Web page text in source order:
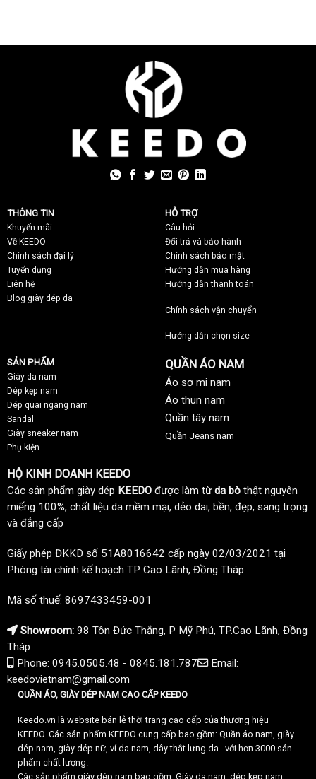
THÔNG TIN
Khuyến mãi
Về KEEDO
Chính sách đại lý
Tuyển dụng
Liên hệ
Blog giày dép da
HỖ TRỢ
Câu hỏi
Đổi trả và bảo hành
Chính sách bảo mật
Hướng dẫn mua hàng
Hướng dẫn thanh toán
Chính sách vận chuyển
Hướng dẫn chọn size
SẢN PHẨM
Giày da nam
Dép kẹp nam
Dép quai ngang nam
Sandal
Giày sneaker nam
Phụ kiện
QUẦN ÁO NAM
Áo sơ mi nam
Áo thun nam
Quần tây nam
Quần Jeans nam
HỘ KINH DOANH KEEDO
Các sản phẩm giày dép KEEDO được làm từda bò thật nguyên
miếng 100%, chất liệu da mềm mại, dẻo dai, bền, đẹp, sang trọng
và đẳng cấp
Giấy phép ĐKKD số 51A8016642 cấp ngày 02/03/2021 tại
Phòng tài chính kế hoạch TP Cao Lãnh, Đồng Tháp
Mã số thuế: 8697433459-001
Showroom: 98 Tôn Đức Thắng, P Mỹ Phú, TP.Cao Lãnh, Đồng
Tháp
Phone: 0945.0505.48 - 0845.181.787
Email:
keedovietnam@gmail.com
QUẦN ÁO, GIÀY DÉP NAM CAO CẤP KEEDO
Keedo.vn là website bán lẻ thời trang cao cấp của thương hiệu
KEEDO. Các sản phẩm KEEDO cung cấp bao gồm: Quần áo nam, giày
dép nam, giày dép nữ, ví da nam, dây thắt lưng da.. với hơn 3000 sản
phẩm chất lượng.
Các sản phẩm giày dép nam bao gồm: Giày da nam, dép kẹp nam,